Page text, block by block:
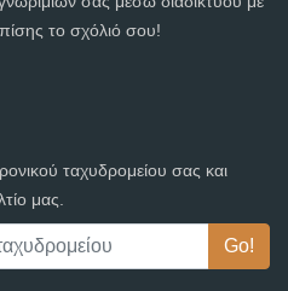
το σχόλιό σου!
ταχυδρομείου σας και
μας.